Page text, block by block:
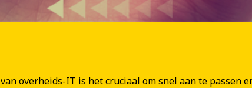
overheids-IT is het cruciaal om snel aan te passen